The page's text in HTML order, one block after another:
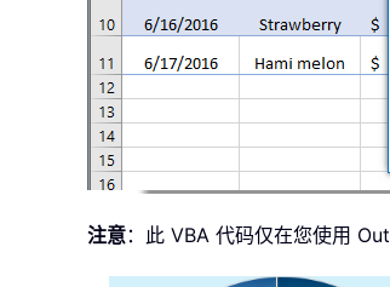
注意：此 VBA 代码仅在您使用